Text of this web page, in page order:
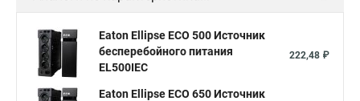
Eaton Ellipse ECO 500 Источник
бесперебойного питания
EL500IEC
222,48 ₽
Eaton Ellipse ECO 650 Источник